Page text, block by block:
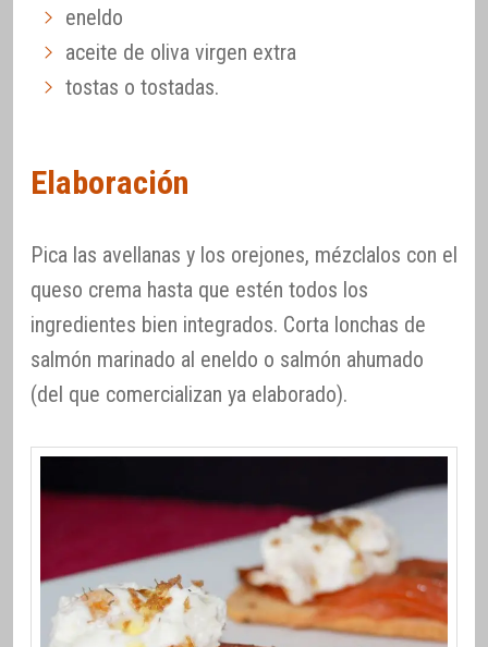
eneldo
aceite de oliva virgen extra
tostas o tostadas.
Elaboración
Pica las avellanas y los orejones, mézclalos con el
queso crema hasta que estén todos los
ingredientes bien integrados. Corta lonchas de
salmón marinado al eneldo o salmón ahumado
(del que comercializan ya elaborado).